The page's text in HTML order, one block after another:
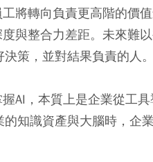
將轉向負責更高階的價
與整合力差距。未來難
策，並對結果負責的人。
AI，本質上是企業從工
知識資產與大腦時，企